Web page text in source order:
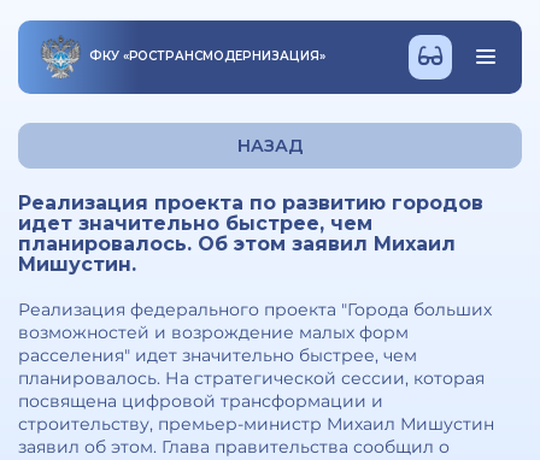
ФКУ «РОСТРАНСМОДЕРНИЗАЦИЯ»
НАЗАД
Реализация проекта по развитию городов
идет значительно быстрее, чем
планировалось. Об этом заявил Михаил
Мишустин.
Реализация федерального проекта "Города больших
возможностей и возрождение малых форм
расселения" идет значительно быстрее, чем
планировалось. На стратегической сессии, которая
посвящена цифровой трансформации и
строительству, премьер-министр Михаил Мишустин
заявил об этом. Глава правительства сообщил о